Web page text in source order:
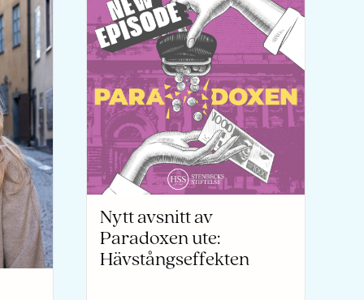
Nytt avsnitt av
Paradoxen ute:
Hävstångseffekten